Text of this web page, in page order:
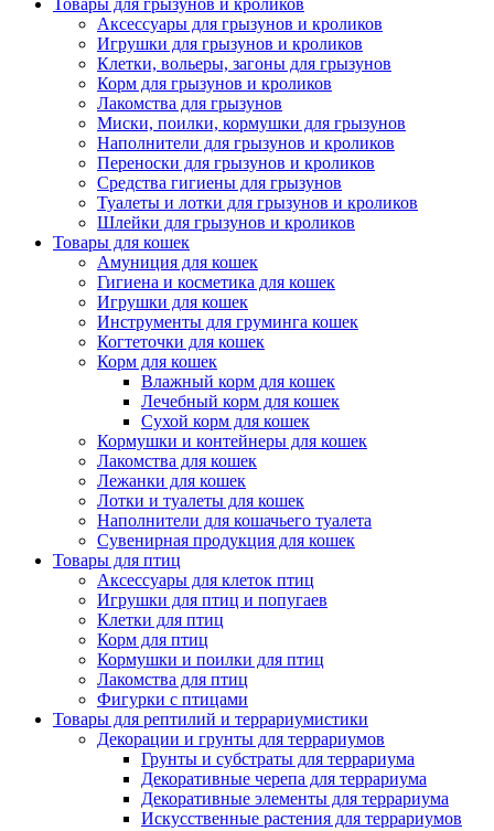
Товары для грызунов и кроликов
Аксессуары для грызунов и кроликов
Игрушки для грызунов и кроликов
Клетки, вольеры, загоны для грызунов
Корм для грызунов и кроликов
Лакомства для грызунов
Миски, поилки, кормушки для грызунов
Наполнители для грызунов и кроликов
Переноски для грызунов и кроликов
Средства гигиены для грызунов
Туалеты и лотки для грызунов и кроликов
Шлейки для грызунов и кроликов
Товары для кошек
Амуниция для кошек
Гигиена и косметика для кошек
Игрушки для кошек
Инструменты для груминга кошек
Когтеточки для кошек
Корм для кошек
Влажный корм для кошек
Лечебный корм для кошек
Сухой корм для кошек
Кормушки и контейнеры для кошек
Лакомства для кошек
Лежанки для кошек
Лотки и туалеты для кошек
Наполнители для кошачьего туалета
Сувенирная продукция для кошек
Товары для птиц
Аксессуары для клеток птиц
Игрушки для птиц и попугаев
Клетки для птиц
Корм для птиц
Кормушки и поилки для птиц
Лакомства для птиц
Фигурки с птицами
Товары для рептилий и террариумистики
Декорации и грунты для террариумов
Грунты и субстраты для террариума
Декоративные черепа для террариума
Декоративные элементы для террариума
Искусственные растения для террариумов